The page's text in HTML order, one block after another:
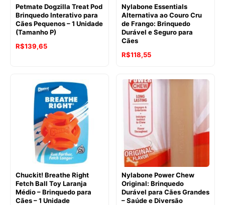
Petmate Dogzilla Treat Pod
Brinquedo Interativo para
Cães Pequenos – 1 Unidade
(Tamanho P)
R$139,65
Nylabone Essentials
Alternativa ao Couro Cru
de Frango: Brinquedo
Durável e Seguro para
Cães
R$118,55
Chuckit! Breathe Right
Fetch Ball Toy Laranja
Médio – Brinquedo para
Cães – 1 Unidade
Nylabone Power Chew
Original: Brinquedo
Durável para Cães Grandes
– Saúde e Diversão